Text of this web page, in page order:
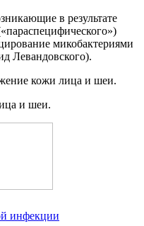
в результате
микобактериями
Левандовского).
и шеи.
инфекции